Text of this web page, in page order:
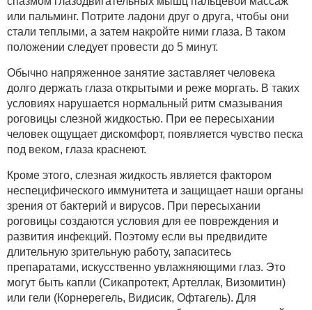
или пальминг. Потрите ладони друг о друга, чтобы они
стали теплыми, а затем накройте ними глаза. В таком
положении следует провести до 5 минут.
Обычно напряженное занятие заставляет человека
долго держать глаза открытыми и реже моргать. В таких
условиях нарушается нормальный ритм смазывания
роговицы слезной жидкостью. При ее пересыхании
человек ощущает дискомфорт, появляется чувство песка
под веком, глаза краснеют.
Кроме этого, слезная жидкость является фактором
неспецифического иммунитета и защищает наши органы
зрения от бактерий и вирусов. При пересыхании
роговицы создаются условия для ее повреждения и
развития инфекций. Поэтому если вы предвидите
длительную зрительную работу, запаситесь
препаратами, искусственно увлажняющими глаз. Это
могут быть капли (Сикапротект, Артеллак, Визомитин)
или гели (Корнерегель, Видисик, Офтагель). Для